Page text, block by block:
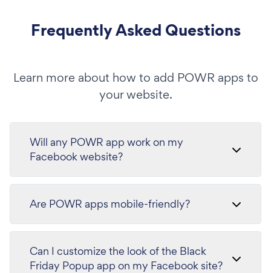
Frequently Asked Questions
Learn more about how to add POWR apps to
your website.
Will any POWR app work on my
Facebook website?
Are POWR apps mobile-friendly?
Can I customize the look of the Black
Friday Popup app on my Facebook site?